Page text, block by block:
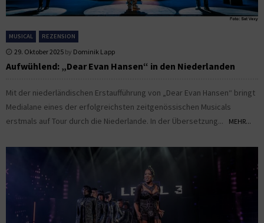
MUSICAL REZENSION
29. Oktober 2025 by Dominik Lapp
Aufwühlend: „Dear Evan Hansen“ in den Niederlanden
Mit der niederländischen Erstaufführung von „Dear Evan Hansen“ bringt
Medialane eines der erfolgreichsten zeitgenössischen Musicals
erstmals auf Tour durch die Niederlande. In der Übersetzung...
MEHR...